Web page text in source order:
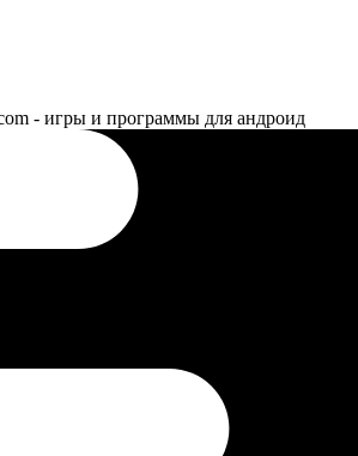
- игры и программы для андроид